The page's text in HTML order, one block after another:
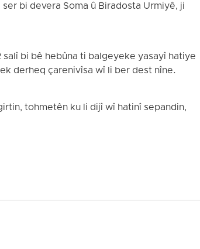
bi devera Soma û Biradosta Urmiyê, ji
bi bê hebûna ti balgeyeke yasayî hatiye
derheq çarenivîsa wî li ber dest nîne.
tohmetên ku li dijî wî hatinî sepandin,